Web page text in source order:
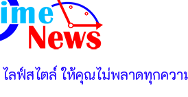
ฟ์สไตล์ ให้คุณไม่พลาดทุกควา